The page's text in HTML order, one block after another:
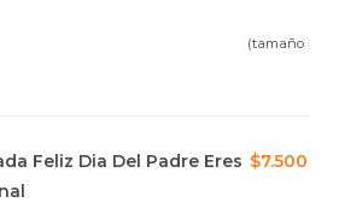
(tamaño
Feliz Dia Del Padre Eres $7.500